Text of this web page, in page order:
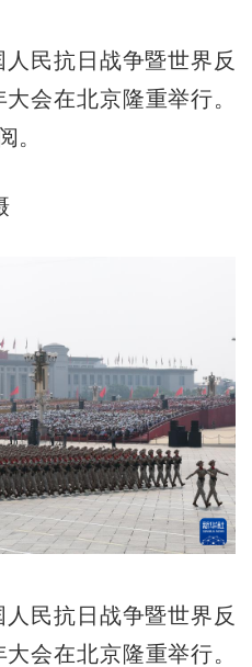
民抗日战争暨世界反
会在北京隆重举行。
。
民抗日战争暨世界反
会在北京隆重举行。